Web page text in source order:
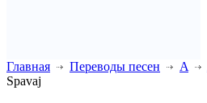
Главная Переводы песен A
Spavaj